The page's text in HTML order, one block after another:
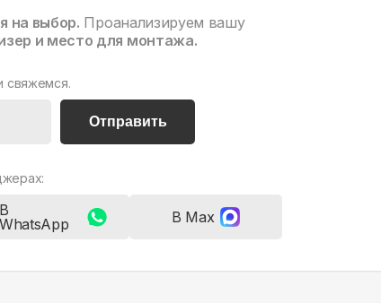
на выбор. Проанализируем вашу
и место для монтажа.
свяжемся.
Отправить
В
WhatsApp
В Max